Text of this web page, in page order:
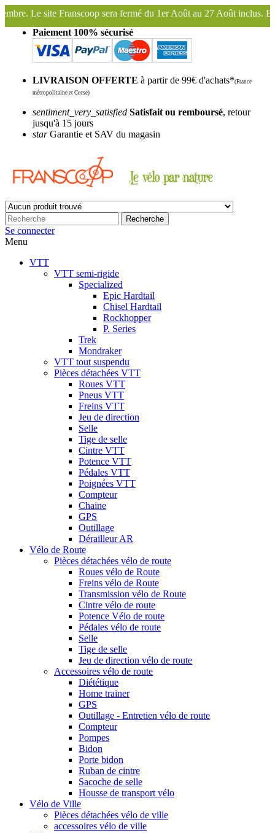
du 1er Août au 27 Août inclus. Bonnes vacances !
Paiement 100% sécurisé
LIVRAISON OFFERTE à partir de 99€ d'achats*(France
métropolitaine et Corse)
sentiment_very_satisfied Satisfait ou remboursé, retour
jusqu'à 15 jours
starGarantie et SAV du magasin
Recherche
Se connecter
Menu
VTT
VTT semi-rigide
Specialized
Epic Hardtail
Chisel Hardtail
Rockhopper
P. Series
Trek
Mondraker
VTT tout suspendu
Pièces détachées VTT
Roues VTT
Pneus VTT
Freins VTT
Jeu de direction
Selle
Tige de selle
Cintre VTT
Potence VTT
Pédales VTT
Poignées VTT
Compteur
Chaine
GPS
Outillage
Dérailleur AR
Vélo de Route
Pièces détachées vélo de route
Roues vélo de Route
Freins vélo de Route
Transmission vélo de Route
Cintre vélo de route
Potence Vélo de route
Pédales vélo de route
Selle
Tige de selle
Jeu de direction vélo de route
Accessoires vélo de route
Diététique
Home trainer
GPS
Outillage - Entretien vélo de route
Compteur
Pompes
Bidon
Porte bidon
Ruban de cintre
Sacoche de selle
Housse de transport vélo
Vélo de Ville
Pièces détachées vélo de ville
accessoires vélo de ville